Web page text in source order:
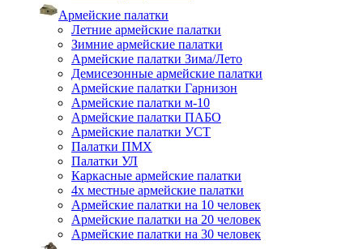
Армейские палатки
Летние армейские палатки
Зимние армейские палатки
Армейские палатки Зима/Лето
Демисезонные армейские палатки
Армейские палатки Гарнизон
Армейские палатки м-10
Армейские палатки ПАБО
Армейские палатки УСТ
Палатки ПМХ
Палатки УЛ
Каркасные армейские палатки
4х местные армейские палатки
Армейские палатки на 10 человек
Армейские палатки на 20 человек
Армейские палатки на 30 человек